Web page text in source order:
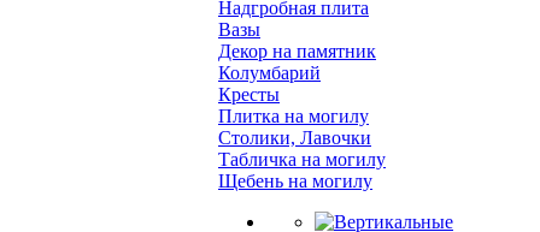
Надгробная плита
Вазы
Декор на памятник
Колумбарий
Кресты
Плитка на могилу
Столики, Лавочки
Табличка на могилу
Щебень на могилу